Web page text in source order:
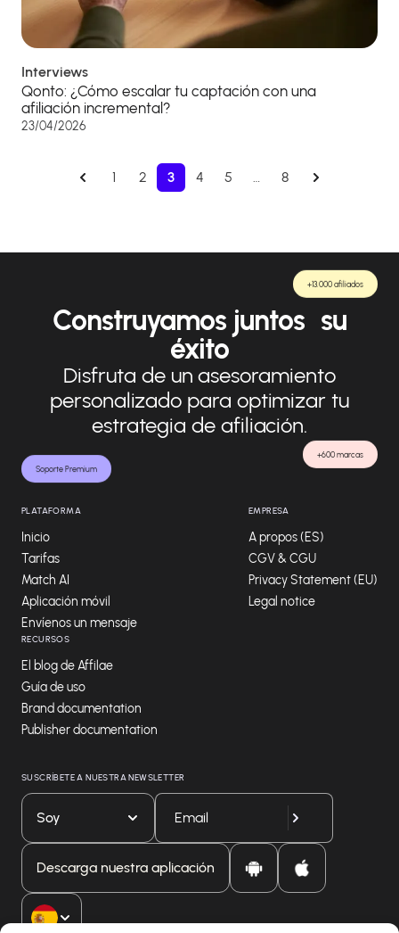
Interviews
Qonto: ¿Cómo escalar tu captación con una
afiliación incremental?
23/04/2026
1 2 3 4 5 … 8
Soporte Premium
+600 marcas
+13.000 afiliados
Construyamos juntos su
éxito
Disfruta de un asesoramiento
personalizado para optimizar tu
estrategia de afiliación.
PLATAFORMA
Inicio
Tarifas
Match AI
Aplicación móvil
Envíenos un mensaje
EMPRESA
A propos (ES)
CGV & CGU
Privacy Statement (EU)
Legal notice
RECURSOS
El blog de Affilae
Guía de uso
Brand documentation
Publisher documentation
SUSCRÍBETE A NUESTRA NEWSLETTER
Soy
Descarga nuestra aplicación